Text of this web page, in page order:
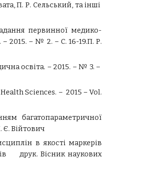
П. Р. Сельський, та інші
первинної медико-
– 2015. – № 2. – С. 16-19.П. Р.
освіта. – 2015. – № 3. –
Sciences. – 2015 – Vol.
багатопараметричної
Є. Війтович
в якості маркерів
друк. Вісник наукових